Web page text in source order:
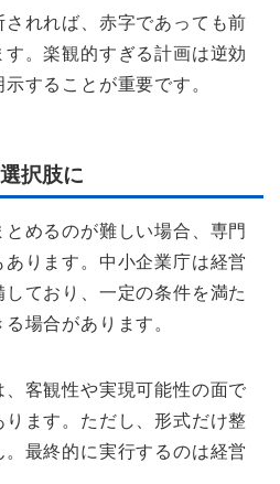
れれば、赤字であっても前
。楽観的すぎる計画は逆効
することが重要です。
択肢に
めるのが難しい場合、専門
ります。中小企業庁は経営
ており、一定の条件を満た
場合があります。
客観性や実現可能性の面で
ます。ただし、形式だけ整
最終的に実行するのは経営